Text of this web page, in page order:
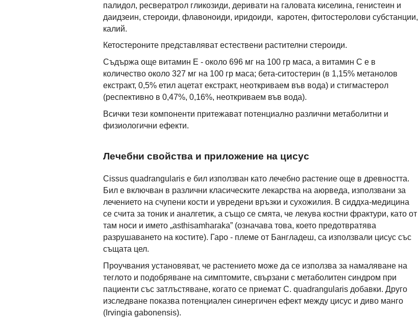
палидол, ресвератрол гликозиди, деривати на галовата киселина, генистеин и
даидзеин, стероиди, флавоноиди, иридоиди, каротен, фитостеролови субстанции,
калий.
Кетостероните представляват естествени растителни стероиди.
Съдържа още витамин E - около 696 мг на 100 гр маса, а витамин C е в
количество около 327 мг на 100 гр маса; бета-ситостерин (в 1,15% метанолов
екстракт, 0,5% етил ацетат екстракт, неоткриваем във вода) и стигмастерол
(респективно в 0,47%, 0,16%, неоткриваем във вода).
Всички тези компоненти притежават потенциално различни метаболитни и
физиологични ефекти.
Лечебни свойства и приложение на цисус
Cissus quadrangularis е бил използван като лечебно растение още в древността.
Бил е включван в различни класическите лекарства на аюрведа, използвани за
лечението на счупени кости и увредени връзки и сухожилия. В сиддха-медицина
се счита за тоник и аналгетик, а също се смята, че лекува костни фрактури, като от
там носи и името „asthisamharaka” (означава това, което предотвратява
разрушаването на костите). Гаро - племе от Бангладеш, са използвали цисус със
същата цел.
Проучвания установяват, че растението може да се използва за намаляване на
теглото и подобряване на симптомите, свързани с метаболитен синдром при
пациенти със затлъстяване, когато се приемат C. quadrangularis добавки. Друго
изследване показва потенциален синергичен ефект между цисус и диво манго
(Irvingia gabonensis).